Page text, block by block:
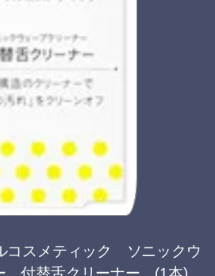
コスメティック ソニックウ